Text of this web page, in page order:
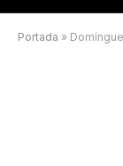
Portada » Domínguez: